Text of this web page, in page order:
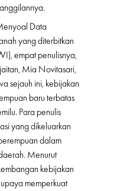
Data
yang diterbitkan
empat penulisnya,
Mia Novitasari,
sejauh ini, kebijakan
baru terbatas
Para penulis
yang dikeluarkan
dalam
Menurut
kebijakan
memperkuat